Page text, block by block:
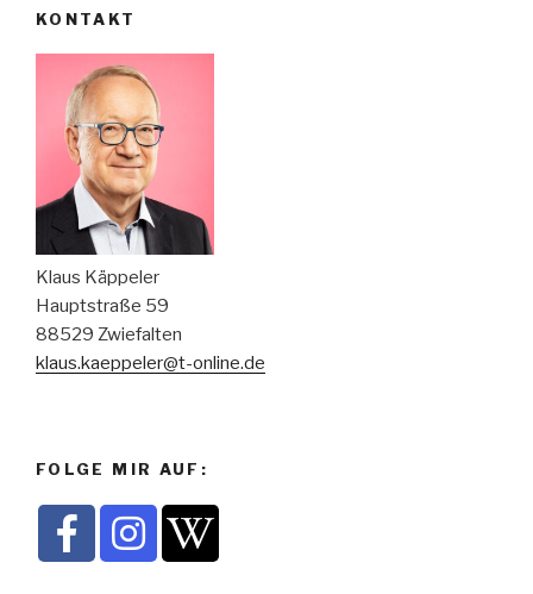
KONTAKT
Klaus Käppeler
Hauptstraße 59
88529 Zwiefalten
klaus.kaeppeler@t-online.de
FOLGE MIR AUF: